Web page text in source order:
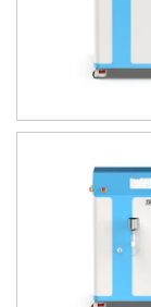
时监控压力曲线
之下，砂磨机分
堵塞问题，需频
MLCC、LTCC还
纳米均质机的高
设备维护简便
砂磨机的研